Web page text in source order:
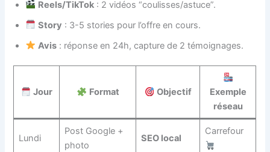
Reels/TikTok : 2 vidéos “coulisses/astuce”.
Story : 3-5 stories pour l’offre en cours.
Avis : réponse en 24h, capture de 2 témoignages.
Jour Format Objectif
Exemple
réseau
Lundi
Post Google +
photo
SEO local
Carrefour